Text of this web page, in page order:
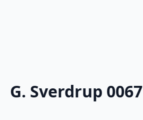
G. Sverdrup 0067